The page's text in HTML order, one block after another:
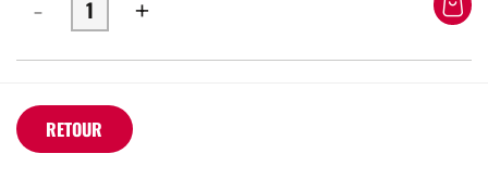
- +
RETOUR